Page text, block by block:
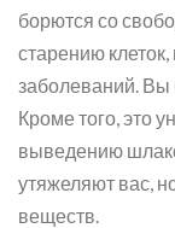
борются со
старению
заболеваний. Вы
Кроме того, это
выведению
утяжеляют вас,
веществ.